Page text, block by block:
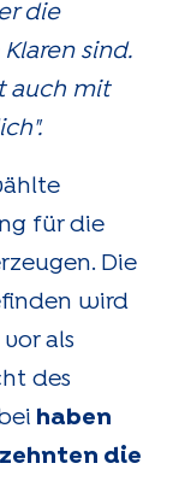
die
sind.
auch mit
für die
Die
wird
als
des
haben
die